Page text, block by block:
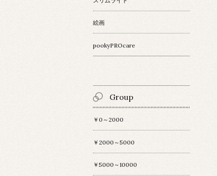
絵画
pookyPROcare
Group
￥0～2000
￥2000～5000
￥5000～10000